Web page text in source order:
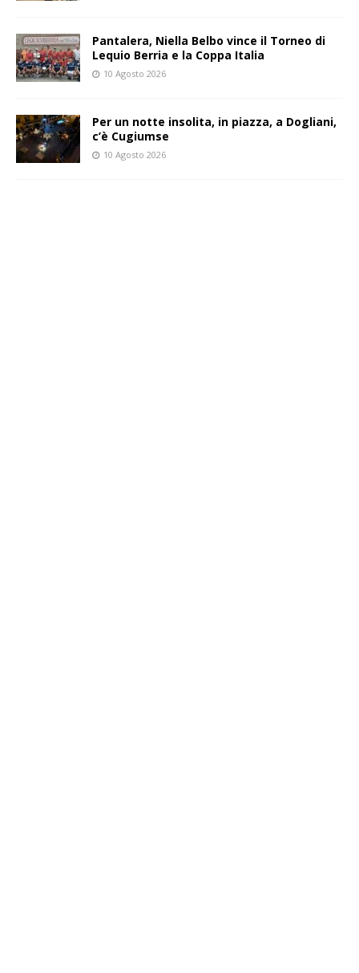
Pantalera, Niella Belbo vince il Torneo di
Lequio Berria e la Coppa Italia
10 Agosto 2026
Per un notte insolita, in piazza, a Dogliani,
c’è Cugiumse
10 Agosto 2026